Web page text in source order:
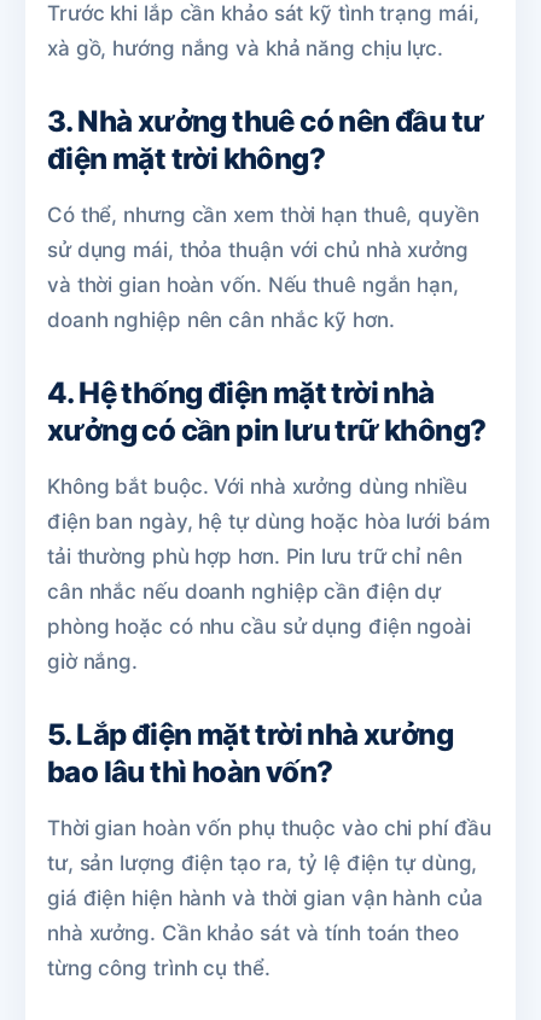
Trước khi lắp cần khảo sát kỹ tình trạng mái,
xà gồ, hướng nắng và khả năng chịu lực.
3. Nhà xưởng thuê có nên đầu tư
điện mặt trời không?
Có thể, nhưng cần xem thời hạn thuê, quyền
sử dụng mái, thỏa thuận với chủ nhà xưởng
và thời gian hoàn vốn. Nếu thuê ngắn hạn,
doanh nghiệp nên cân nhắc kỹ hơn.
4. Hệ thống điện mặt trời nhà
xưởng có cần pin lưu trữ không?
Không bắt buộc. Với nhà xưởng dùng nhiều
điện ban ngày, hệ tự dùng hoặc hòa lưới bám
tải thường phù hợp hơn. Pin lưu trữ chỉ nên
cân nhắc nếu doanh nghiệp cần điện dự
phòng hoặc có nhu cầu sử dụng điện ngoài
giờ nắng.
5. Lắp điện mặt trời nhà xưởng
bao lâu thì hoàn vốn?
Thời gian hoàn vốn phụ thuộc vào chi phí đầu
tư, sản lượng điện tạo ra, tỷ lệ điện tự dùng,
giá điện hiện hành và thời gian vận hành của
nhà xưởng. Cần khảo sát và tính toán theo
từng công trình cụ thể.